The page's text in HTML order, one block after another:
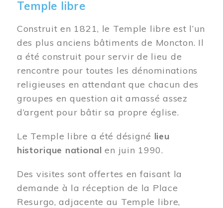
Temple libre
Construit en 1821, le Temple libre est l’un
des plus anciens bâtiments de Moncton. Il
a été construit pour servir de lieu de
rencontre pour toutes les dénominations
religieuses en attendant que chacun des
groupes en question ait amassé assez
d’argent pour bâtir sa propre église.
Le Temple libre a été désigné lieu
historique national en juin 1990.
Des visites sont offertes en faisant la
demande à la réception de la Place
Resurgo, adjacente au Temple libre,